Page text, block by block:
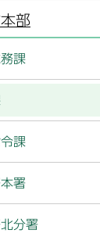
部
課
課
署
分署